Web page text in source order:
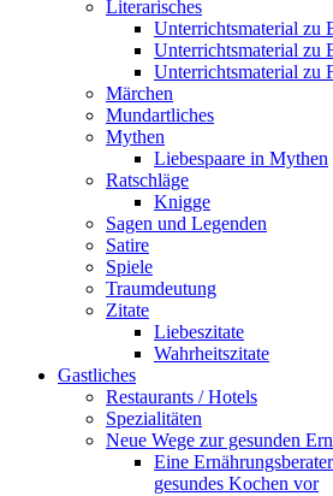
Literarisches
Unterrichtsmaterial zu
Unterrichtsmaterial zu
Unterrichtsmaterial zu
Märchen
Mundartliches
Mythen
Liebespaare in Mythen
Ratschläge
Knigge
Sagen und Legenden
Satire
Spiele
Traumdeutung
Zitate
Liebeszitate
Wahrheitszitate
Gastliches
Restaurants / Hotels
Spezialitäten
Neue Wege zur gesunden
Eine
gesundes Kochen vor